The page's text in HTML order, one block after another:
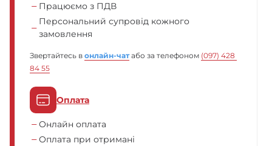
Працюємо з ПДВ
Персональний супровід кожного
замовлення
Звертайтесь в онлайн-чат або за телефоном (097) 428
84 55
Оплата
Онлайн оплата
Оплата при отримані